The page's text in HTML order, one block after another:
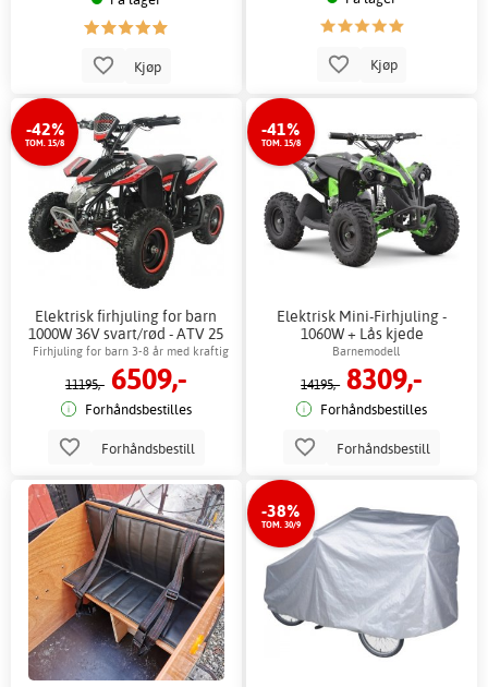
Kjøp Kjøp
-42%
TOM. 15/8
Elektrisk firhjuling for barn
1000W 36V svart/rød - ATV 25
km/t skivebrems + Lås kjede
Firhjuling for barn 3-8 år med kraftig
motor
11195,- 6509,-
Forhåndsbestilles
Forhåndsbestill
-41%
TOM. 15/8
Elektrisk Mini-Firhjuling -
1060W + Lås kjede
Barnemodell
14195,- 8309,-
Forhåndsbestilles
Forhåndsbestill
-38%
TOM. 30/9